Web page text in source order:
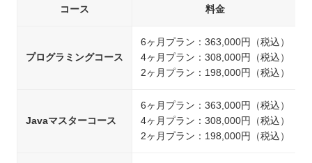
コース 料金
プログラミングコース
6ヶ月プラン：363,000円（税込）
4ヶ月プラン：308,000円（税込）
2ヶ月プラン：198,000円（税込）
Javaマスターコース
6ヶ月プラン：363,000円（税込）
4ヶ月プラン：308,000円（税込）
2ヶ月プラン：198,000円（税込）